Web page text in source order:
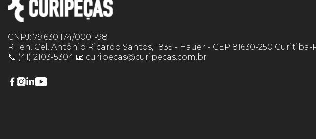
CNPJ: 79.630.174/0001-98
R Ten. Cel. Antônio Ricardo Santos, 1835 - Hauer - CEP 81630-250 Curitiba-
📞 (41) 2103-5304 📧 curipecas@curipecas.com.br